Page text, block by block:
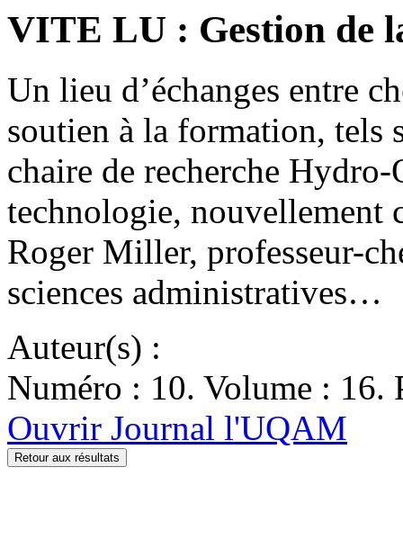
VITE LU : Gestion de
Un lieu d’échanges entre
soutien à la formation, tels
chaire de recherche
technologie, nouvellement
Roger Miller, professeur-
sciences administratives…
Auteur(s) :
Numéro : 10. Volume : 16.
Ouvrir Journal l'UQAM
Retour aux résultats